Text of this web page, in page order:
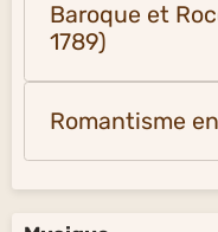
Baroque et
1789)
Romantisme